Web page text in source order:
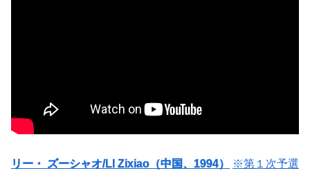
リー・ ズーシャオ/LI Zixiao（中国、1994）
※第１次予選